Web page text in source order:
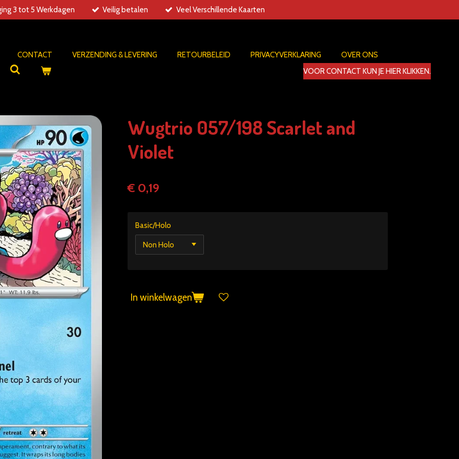
3 tot 5 Werkdagen Veilig betalen Veel Verschillende Kaarten
CONTACT VERZENDING & LEVERING RETOURBELEID PRIVACYVERKLARING
OVER ONS
VOOR CONTACT KUN JE HIER KLIKKEN.
Wugtrio 057/198 Scarlet and
Violet
€ 0,19
Basic/Holo
In winkelwagen